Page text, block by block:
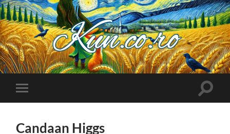
Kuncoro++
Toggle
mobile
Toggle
Candaan Higgs